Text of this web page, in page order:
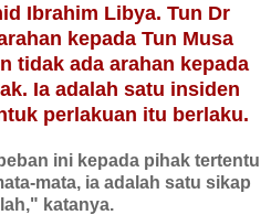
Ibrahim Libya. Tun Dr
kepada Tun Musa
tidak ada arahan kepada
Ia adalah satu insiden
perlakuan itu berlaku.
ini kepada pihak tertentu
mata, ia adalah satu sikap
katanya.